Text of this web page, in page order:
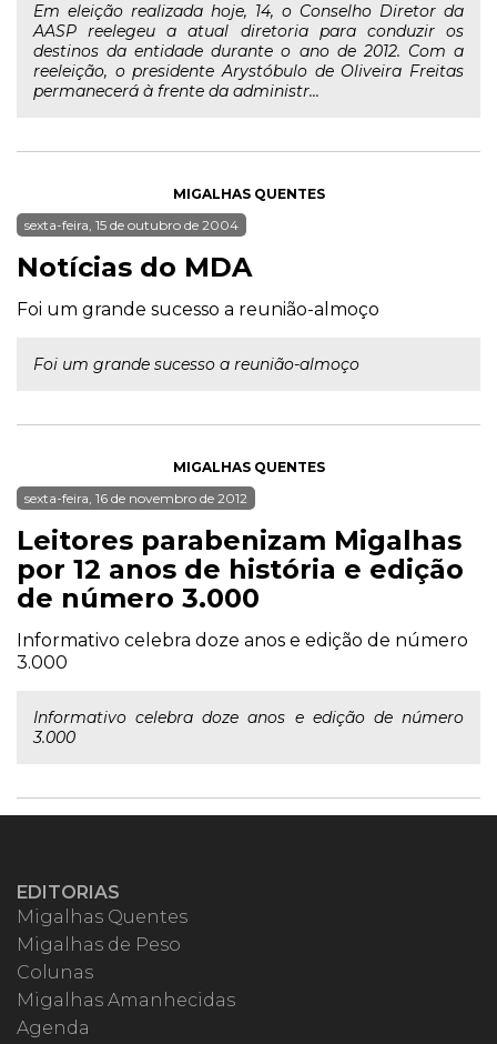
Em eleição realizada hoje, 14, o Conselho Diretor da
AASP reelegeu a atual diretoria para conduzir os
destinos da entidade durante o ano de 2012. Com a
reeleição, o presidente Arystóbulo de Oliveira Freitas
permanecerá à frente da administr...
MIGALHAS QUENTES
sexta-feira, 15 de outubro de 2004
Notícias do MDA
Foi um grande sucesso a reunião-almoço
Foi um grande sucesso a reunião-almoço
MIGALHAS QUENTES
sexta-feira, 16 de novembro de 2012
Leitores parabenizam Migalhas
por 12 anos de história e edição
de número 3.000
Informativo celebra doze anos e edição de número
3.000
Informativo celebra doze anos e edição de número
3.000
EDITORIAS
Migalhas Quentes
Migalhas de Peso
Colunas
Migalhas Amanhecidas
Agenda